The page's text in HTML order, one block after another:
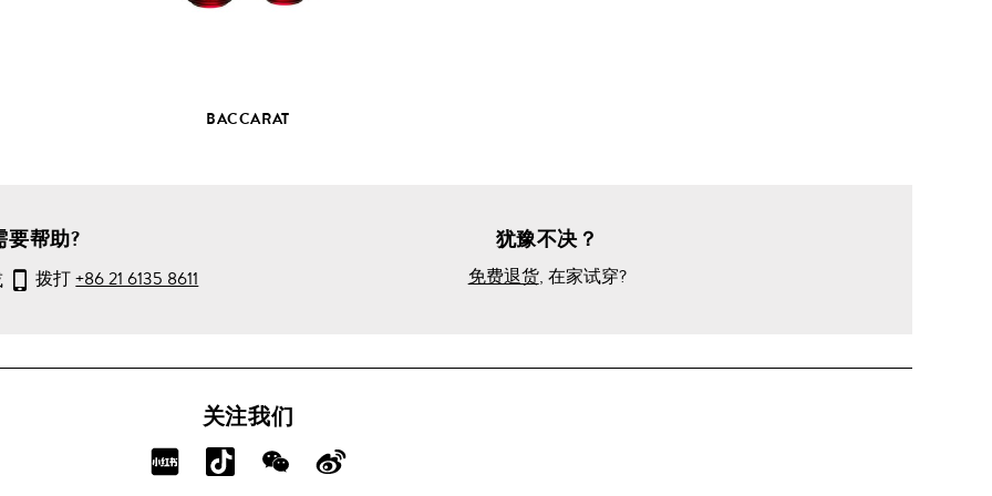
BACCARAT
品
要帮助?
拨打+86 21 6135 8611
犹豫不决？
免费退货, 在家试穿?
关注我们
分
分
分
分